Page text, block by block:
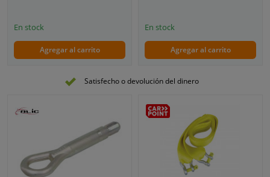
En stock
Agregar al carrito
En stock
Agregar al carrito
Satisfecho o devolución del dinero